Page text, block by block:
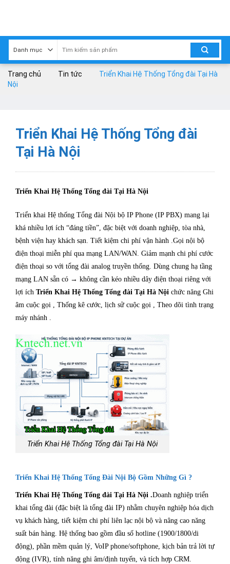
Trang chủ Tin tức
Triển Khai Hệ Thống Tổng đài Tại Hà
Nội
Triển Khai Hệ Thống Tổng đài
Tại Hà Nội
Triển Khai Hệ Thống Tổng đài Tại Hà Nội
Triển khai Hệ thống Tổng đài Nội bộ IP Phone (IP PBX) mang lại
khá nhiều lợi ích “đáng tiền”, đặc biệt với doanh nghiệp, tòa nhà,
bệnh viện hay khách sạn. Tiết kiệm chi phí vận hành .Gọi nội bộ
điện thoại miễn phí qua mạng LAN/WAN. Giảm mạnh chi phí cước
điện thoại so với tổng đài analog truyền thống. Dùng chung hạ tầng
mạng LAN sẵn có → không cần kéo nhiều dây điện thoại riêng với
lợi ích Triển Khai Hệ Thống Tổng đài Tại Hà Nội chức năng Ghi
âm cuộc gọi , Thống kê cước, lịch sử cuộc gọi , Theo dõi tình trạng
máy nhánh .
Triển Khai Hệ Thống Tổng đài Tại Hà Nội
Triển Khai Hệ Thống Tổng Đài Nội Bộ Gồm Những Gì ?
Triển Khai Hệ Thống Tổng đài Tại Hà Nội .Doanh nghiệp triển
khai tổng đài (đặc biệt là tổng đài IP) nhằm chuyên nghiệp hóa dịch
vụ khách hàng, tiết kiệm chi phí liên lạc nội bộ và nâng cao năng
suất bán hàng. Hệ thống bao gồm đầu số hotline (1900/1800/di
động), phần mềm quản lý, VoIP phone/softphone, kịch bản trả lời tự
động (IVR), tính năng ghi âm/định tuyến, và tích hợp CRM.